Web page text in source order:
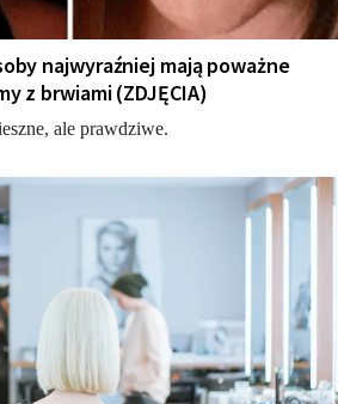
najwyraźniej mają poważne
z brwiami (ZDJĘCIA)
ale prawdziwe.